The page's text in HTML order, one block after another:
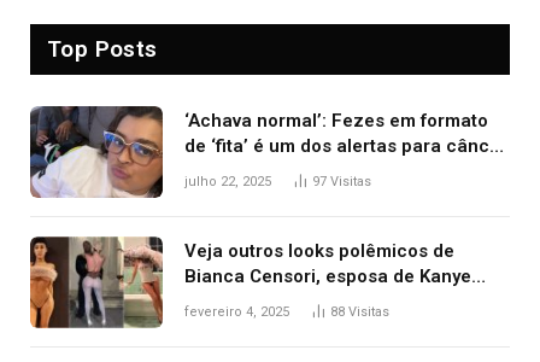
Top Posts
‘Achava normal’: Fezes em formato
de ‘fita’ é um dos alertas para câncer
colorretal; relembre fala de Preta Gil
julho 22, 2025 97 Visitas
Veja outros looks polêmicos de
Bianca Censori, esposa de Kanye
West que apareceu nua no Grammy
fevereiro 4, 2025 88 Visitas